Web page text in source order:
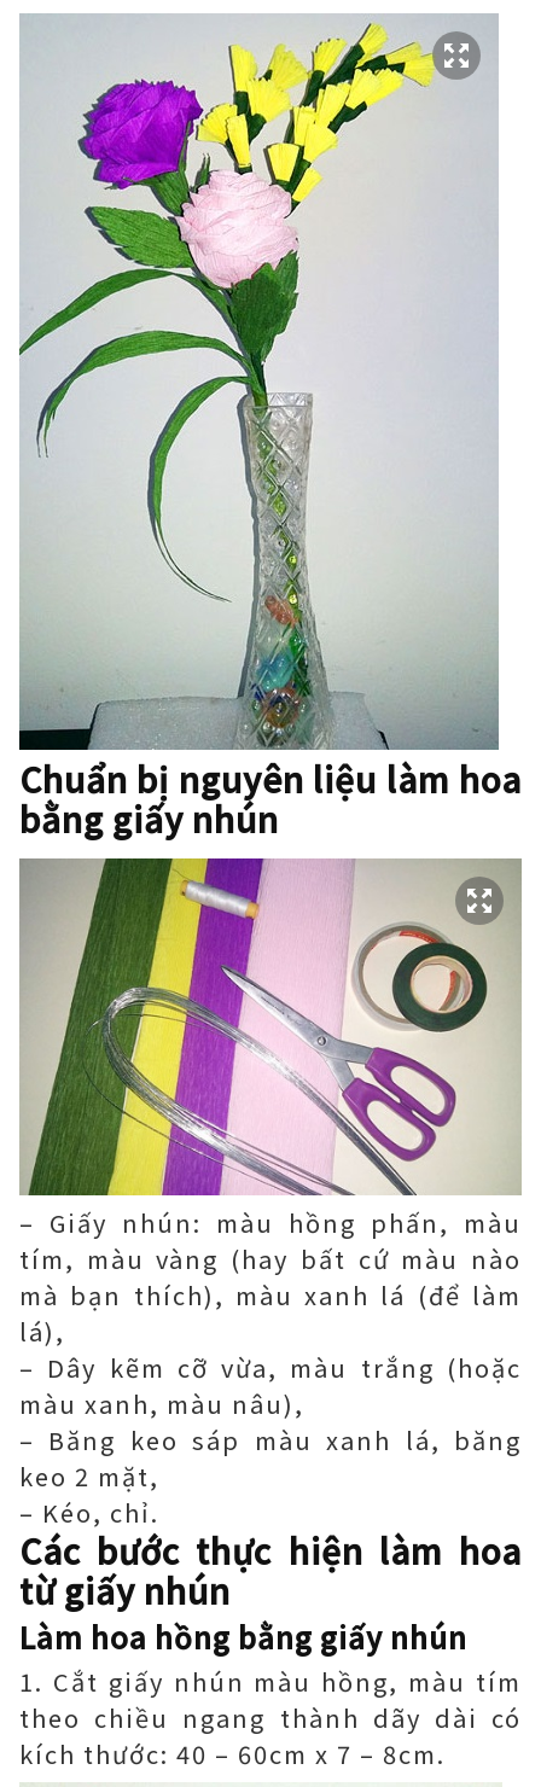
Chuẩn bị nguyên liệu làm hoa
bằng giấy nhún
– Giấy nhún: màu hồng phấn, màu
tím, màu vàng (hay bất cứ màu nào
mà bạn thích), màu xanh lá (để làm
lá),
– Dây kẽm cỡ vừa, màu trắng (hoặc
màu xanh, màu nâu),
– Băng keo sáp màu xanh lá, băng
keo 2 mặt,
– Kéo, chỉ.
Các bước thực hiện làm hoa
từ giấy nhún
Làm hoa hồng bằng giấy nhún
1. Cắt giấy nhún màu hồng, màu tím
theo chiều ngang thành dãy dài có
kích thước: 40 – 60cm x 7 – 8cm.